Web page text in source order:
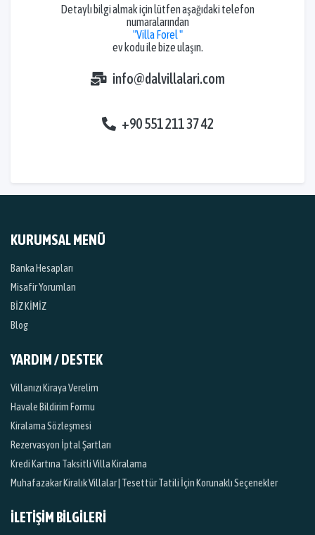
Detaylı bilgi almak için lütfen aşağıdaki telefon
numaralarından
"Villa Forel "
ev kodu ile bize ulaşın.
info@dalvillalari.com
+90 551 211 37 42
KURUMSAL MENÜ
Banka Hesapları
Misafir Yorumları
BİZ KİMİZ
Blog
YARDIM / DESTEK
Villanızı Kiraya Verelim
Havale Bildirim Formu
Kiralama Sözleşmesi
Rezervasyon İptal Şartları
Kredi Kartına Taksitli Villa Kiralama
Muhafazakar Kiralık Villalar | Tesettür Tatili İçin Korunaklı Seçenekler
İLETİŞİM BİLGİLERİ